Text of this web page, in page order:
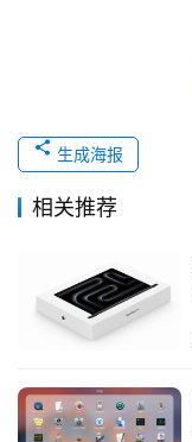
生成海报
相关推荐